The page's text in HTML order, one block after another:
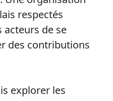
respectés
de se
des contributions
explorer les